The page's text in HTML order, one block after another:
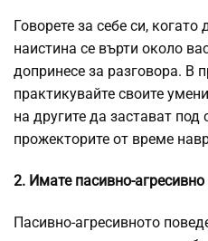
Говорете за себе си,
наистина се върти около
допринесе за разговора. В
практикувайте своите
на другите да застават под
прожекторите от време
2. Имате пасивно-
Пасивно-агресивното